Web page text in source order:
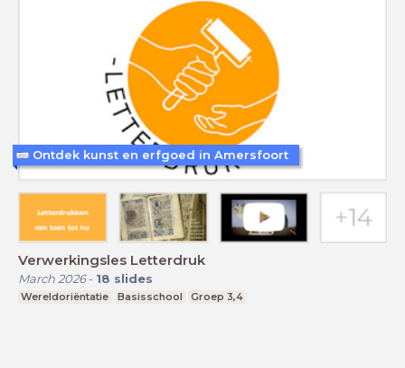
Verwerkingsles Letterdruk
March 2026- 18 slides
Wereldoriëntatie Basisschool Groep 3,4
Ontdek kunst en erfgoed in Amersfoort